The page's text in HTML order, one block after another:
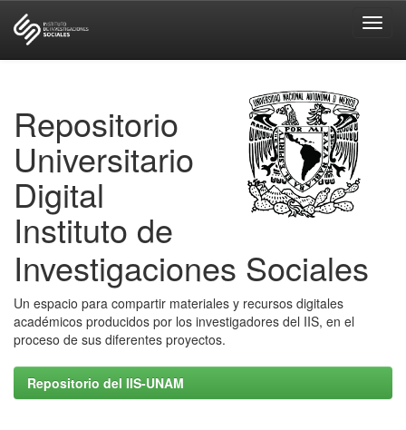
Repositorio
Universitario
Digital
Instituto de
Investigaciones Sociales
Un espacio para compartir materiales y recursos digitales
académicos producidos por los investigadores del IIS, en el
proceso de sus diferentes proyectos.
Repositorio del IIS-UNAM